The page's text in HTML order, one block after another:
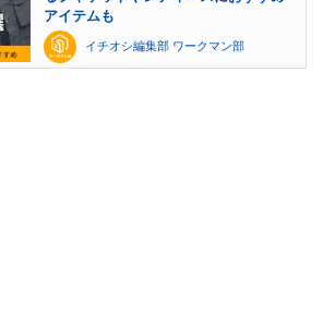
アイテムも
イチオシ編集部 ワークマン部